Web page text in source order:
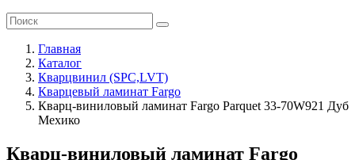
Главная
Каталог
Кварцвинил (SPC,LVT)
Кварцевый ламинат Fargo
Кварц-виниловый ламинат Fargo Parquet 33-70W921 Дуб
Мехико
Кварц-виниловый ламинат Fargo